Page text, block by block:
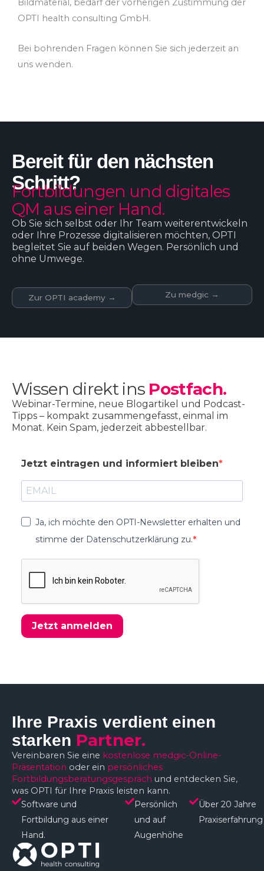
Bildmaterial, bedarf der vorherigen Zustimmung der
OPTI health consulting GmbH.
Bei bohrenden Fragen können Sie sich jederzeit an
uns wenden.
Bereit für den nächsten
Schritt?
Fortbildungen und digitales
QM aus einer Hand.
Ob Sie sich selbst oder Ihr Team weiterentwickeln
oder Ihre Prozesse digitalisieren möchten, OPTI
begleitet Sie auf beiden Wegen. Persönlich und
ohne Umwege.
Zur OPTI academy → Zu medgic →
Wissen direkt ins Postfach.
Webinar-Termine, neue Blogartikel und Podcast-
Tipps – kompakt zusammengefasst, einmal im
Monat. Kein Spam, jederzeit abbestellbar.
Jetzt eintragen und informiert bleiben
Ja, ich möchte den OPTI-Newsletter erhalten und
stimme der Datenschutzerklärung zu.
Jetzt anmelden
Ihre Praxis verdient einen
starken Partner.
Vereinbaren Sie eine kostenlose medgic-Online-
Präsentation oder ein persönliches
Fortbildungsberatungsgespräch und entdecken Sie,
was OPTI für Ihre Praxis leisten kann.
Software und
Fortbildung aus einer
Hand.
Persönlich
und auf
Augenhöhe​
Über 20 Jahre
Praxiserfahrung